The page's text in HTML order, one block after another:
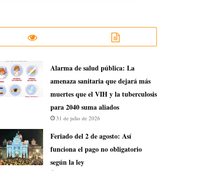
​Alarma de salud pública: La
amenaza sanitaria que dejará más
muertes que el VIH y la tuberculosis
para 2040 suma aliados
31 de julio de 2026
Feriado del 2 de agosto: Así
funciona el pago no obligatorio
según la ley